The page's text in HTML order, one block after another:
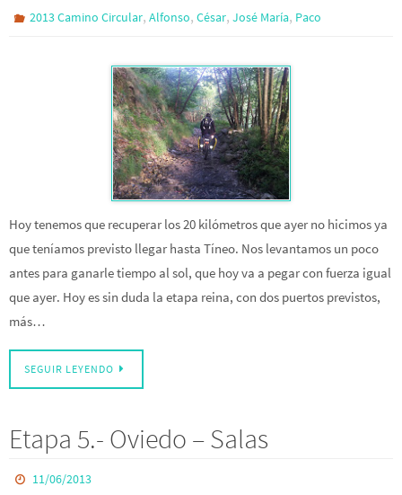
2013 Camino Circular,Alfonso,César,José María, Paco
Hoy tenemos que recuperar los 20 kilómetros que ayer no hicimos ya
que teníamos previsto llegar hasta Tíneo. Nos levantamos un poco
antes para ganarle tiempo al sol, que hoy va a pegar con fuerza igual
que ayer. Hoy es sin duda la etapa reina, con dos puertos previstos,
más…
SEGUIR LEYENDO
Etapa 5.- Oviedo – Salas
11/06/2013